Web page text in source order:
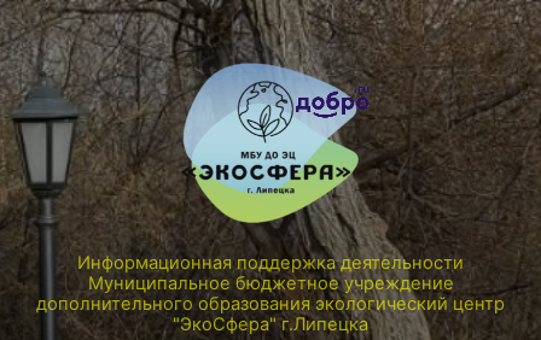
Информационная поддержка деятельности
Муниципальное бюджетное учреждение
дополнительного образования экологический центр
"ЭкоСфера" г.Липецка